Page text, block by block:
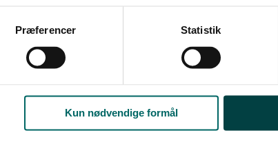
til alle formål. Du kan til enhver tid læse mere om
linket til vores
. Oplysninger om
Præferencer Statistik
Kun nødvendige formål